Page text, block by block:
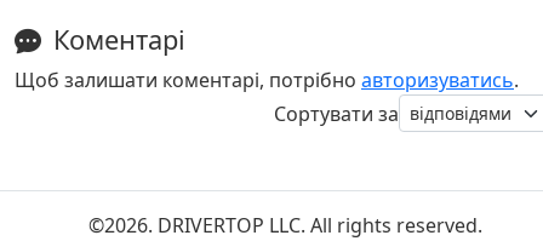
Коментарі
Щоб залишати коментарі, потрібно авторизуватись.
Сортувати за
©2026. DRIVERTOP LLC. All rights reserved.